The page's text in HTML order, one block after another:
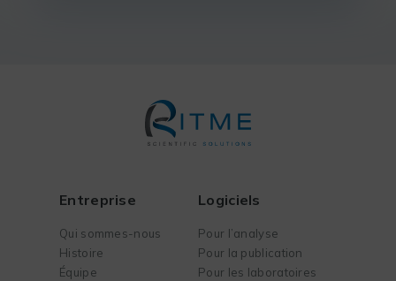
Entreprise
Qui sommes-nous
Histoire
Équipe
Logiciels
Pour l’analyse
Pour la publication
Pour les laboratoires